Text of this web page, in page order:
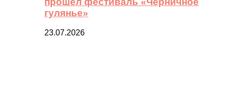
гулянье»
23.07.2026